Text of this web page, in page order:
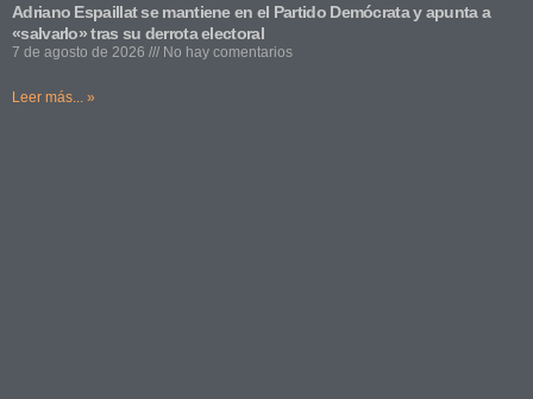
Adriano Espaillat se mantiene en el Partido Demócrata y apunta a
«salvarlo» tras su derrota electoral
7 de agosto de 2026 No hay comentarios
Leer más... »